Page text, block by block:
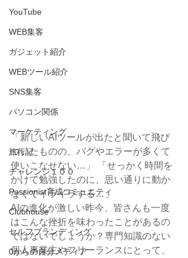
YouTube
WEB集客
ガジェット紹介
WEBツール紹介
SNS集客
パソコン関係
マーケティング
旅行記
チャレンジ１００
Passionist育成コミュニティ
Clubhouse
セルフブランディング
0からの自分メディア
「新しいAIツールが出たと聞いて飛び
ついたものの、バグやエラーが多くて
使いこなせない…」 「せっかく時間を
かけて勉強したのに、思い通りに動か
なくてイライラする…」
AIの進化が激しい昨今、皆さんも一度
はこんな挫折を味わったことがあるの
ではないでしょうか？専門知識のない
個人事業主やフリーランスにとって、